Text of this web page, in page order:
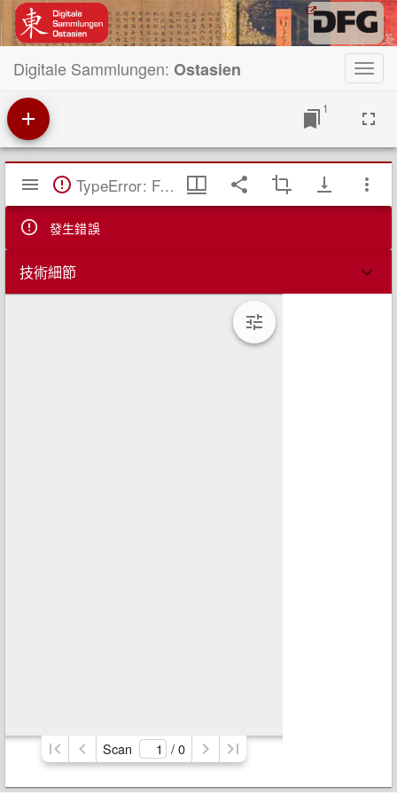
Digitale Sammlungen: Ostasien
1
Mirador
覽
TypeError: Failed to fetch
發生錯誤
技術細節
Scan / 0